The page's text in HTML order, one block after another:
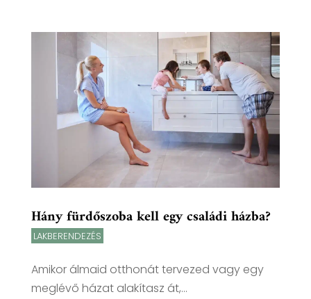
Hány fürdőszoba kell egy családi házba?
LAKBERENDEZÉS
Amikor álmaid otthonát tervezed vagy egy
meglévő házat alakítasz át,...